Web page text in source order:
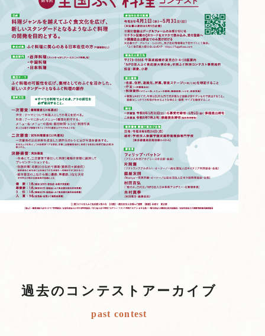
過去のコンテストアーカイブ
past contest